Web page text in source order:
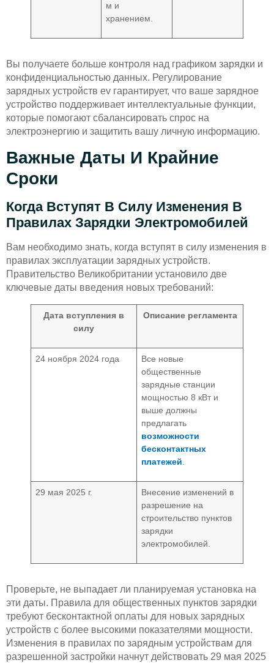
м и
хранением.
Вы получаете больше контроля над графиком зарядки и
конфиденциальностью данных. Регулирование
зарядных устройств ev гарантирует, что ваше зарядное
устройство поддерживает интеллектуальные функции,
которые помогают сбалансировать спрос на
электроэнергию и защитить вашу личную информацию.
Важные Даты И Крайние
Сроки
Когда Вступят В Силу Изменения В
Правилах Зарядки Электромобилей
Вам необходимо знать, когда вступят в силу изменения в
правилах эксплуатации зарядных устройств.
Правительство Великобритании установило две
ключевые даты введения новых требований:
Дата вступления в
силу
Описание регламента
24 ноября 2024 года
Все новые
общественные
зарядные станции
мощностью 8 кВт и
выше должны
предлагать
возможности
бесконтактных
платежей
29 мая 2025 г.
Внесение изменений в
разрешение на
строительство пунктов
зарядки
электромобилей.
Проверьте, не выпадает ли планируемая установка на
эти даты. Правила для общественных пунктов зарядки
требуют бесконтактной оплаты для новых зарядных
устройств с более высокими показателями мощности.
Изменения в правилах по зарядным устройствам для
разрешенной застройки начнут действовать 29 мая 2025